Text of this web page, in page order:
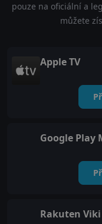
pouze na oficiální a
můžete
Apple TV
Google Play
Rakuten Viki